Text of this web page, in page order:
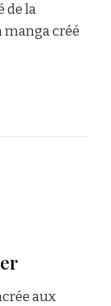
de la
manga créé
aux